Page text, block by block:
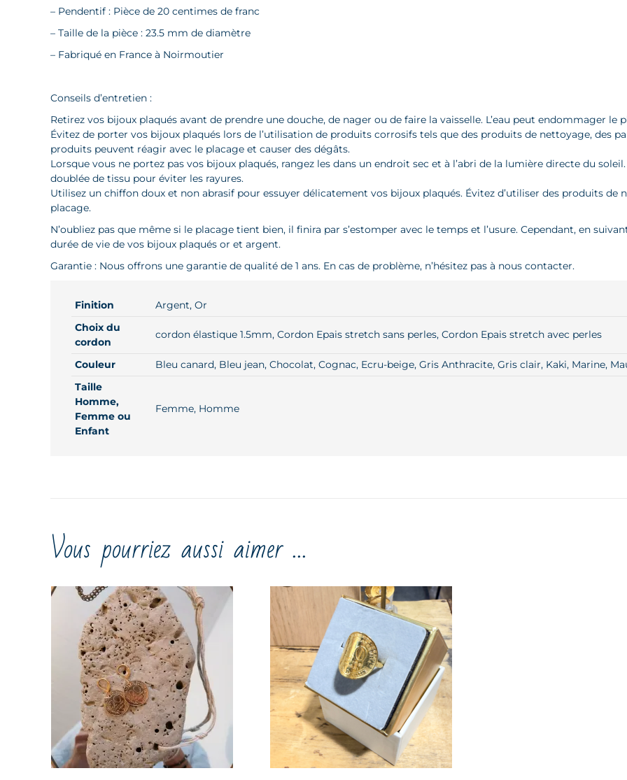
– Pendentif : Pièce de 20 centimes de franc
– Taille de la pièce : 23.5 mm de diamètre
– Fabriqué en France à Noirmoutier
Conseils d’entretien :
Retirez vos bijoux plaqués avant de prendre une douche, de nager ou de faire la vaisselle. L’eau peut endommager
Évitez de porter vos bijoux plaqués lors de l’utilisation de produits corrosifs tels que des produits de nettoyage, des
produits peuvent réagir avec le placage et causer des dégâts.
Lorsque vous ne portez pas vos bijoux plaqués, rangez les dans un endroit sec et à l’abri de la lumière directe du
doublée de tissu pour éviter les rayures.
Utilisez un chiffon doux et non abrasif pour essuyer délicatement vos bijoux plaqués. Évitez d’utiliser des produits
placage.
N’oubliez pas que même si le placage tient bien, il finira par s’estomper avec le temps et l’usure. Cependant, en
durée de vie de vos bijoux plaqués or et argent.
Garantie : Nous offrons une garantie de qualité de 1 ans. En cas de problème, n’hésitez pas à nous contacter.
Finition
Argent, Or
Choix du
cordon
cordon élastique 1.5mm, Cordon Epais stretch sans perles, Cordon Epais stretch avec perles
Couleur
Bleu canard, Bleu jean, Chocolat, Cognac, Ecru-beige, Gris Anthracite, Gris clair, Kaki, Marine,
Taille
Homme,
Femme ou
Enfant
Femme, Homme
Vous pourriez aussi aimer …